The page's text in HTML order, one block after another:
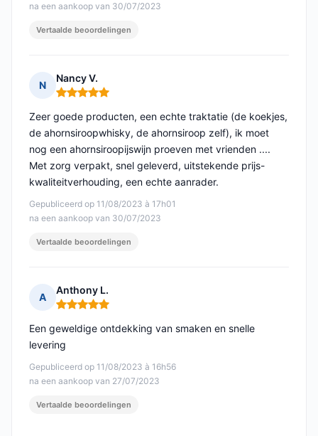
na een aankoop van 30/07/2023
Vertaalde beoordelingen
N
Nancy V.
Opmerking: 5 van 5
Gepubliceerd op 11/08/2023 à 17h01
na een aankoop van 30/07/2023
Zeer goede producten, een echte traktatie (de koekjes,
de ahornsiroopwhisky, de ahornsiroop zelf), ik moet
nog een ahornsiroopijswijn proeven met vrienden ....
Met zorg verpakt, snel geleverd, uitstekende prijs-
kwaliteitverhouding, een echte aanrader.
Vertaalde beoordelingen
A
Anthony L.
Opmerking: 5 van 5
Gepubliceerd op 11/08/2023 à 16h56
na een aankoop van 27/07/2023
Een geweldige ontdekking van smaken en snelle
levering
Vertaalde beoordelingen